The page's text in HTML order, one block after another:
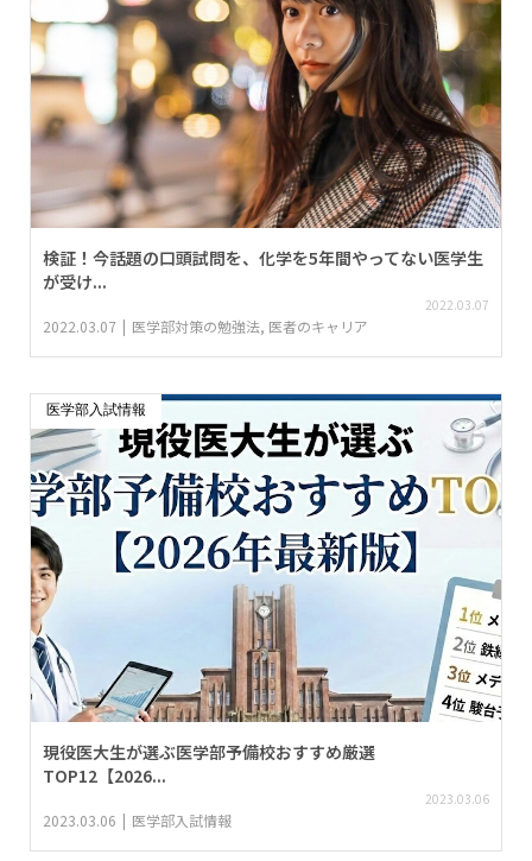
検証！今話題の口頭試問を、化学を5年間やってない医学生
が受け...
2022.03.07
2022.03.07 医学部対策の勉強法, 医者のキャリア
医学部入試情報
現役医大生が選ぶ医学部予備校おすすめ厳選
TOP12【2026...
2023.03.06
2023.03.06 医学部入試情報